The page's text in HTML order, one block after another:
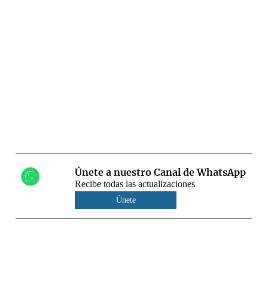
Únete a nuestro Canal de WhatsApp
Recibe todas las actualizaciones
Únete